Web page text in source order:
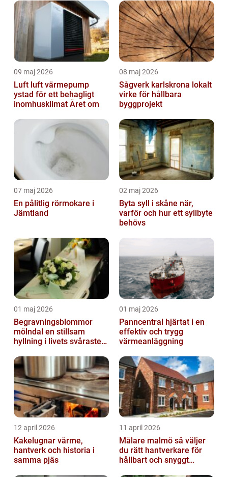
09 maj 2026
Luft luft värmepump
ystad för ett behagligt
inomhusklimat Året om
08 maj 2026
Sågverk karlskrona lokalt
virke för hållbara
byggprojekt
07 maj 2026
En pålitlig rörmokare i
Jämtland
02 maj 2026
Byta syll i skåne när,
varför och hur ett syllbyte
behövs
01 maj 2026
Begravningsblommor
mölndal en stillsam
hyllning i livets svåraste
01 maj 2026
Panncentral hjärtat i en
effektiv och trygg
värmeanläggning
12 april 2026
Kakelugnar värme,
hantverk och historia i
samma pjäs
11 april 2026
Målare malmö så väljer
du rätt hantverkare för
hållbart och snyggt